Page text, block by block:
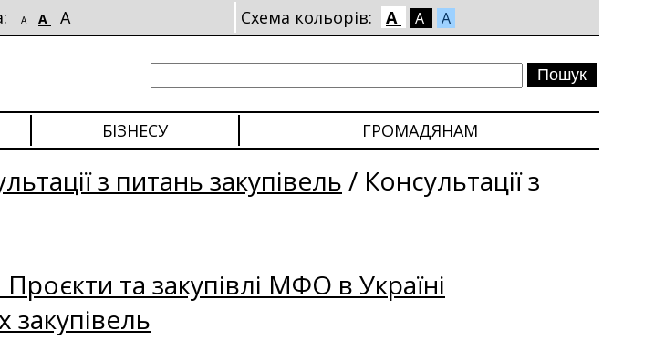
A A A Схема кольорів: A A A
БІЗНЕСУ ГРОМАДЯНАМ
з питань закупівель / Консультації з
та закупівлі МФО в Україні